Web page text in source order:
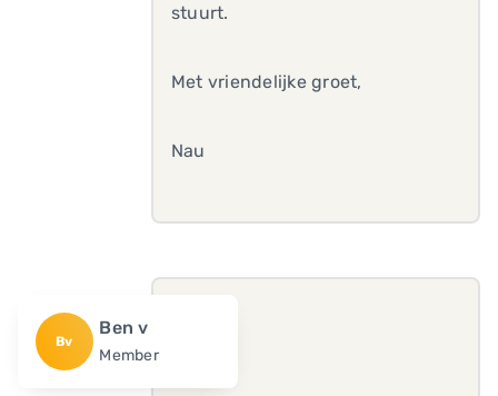
stuurt.
Met vriendelijke groet,
Nau
Bv
Ben v
Member